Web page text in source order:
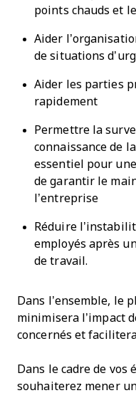
points chauds et
Aider
de situations
Aider les parties
rapidement
Permettre la
connaissance de
essentiel pour
de garantir le
l’entreprise
Réduire
employés après
de travail.
Dans l’ensemble, le
minimisera l’impact
concernés et
Dans le cadre de vos
souhaiterez mener